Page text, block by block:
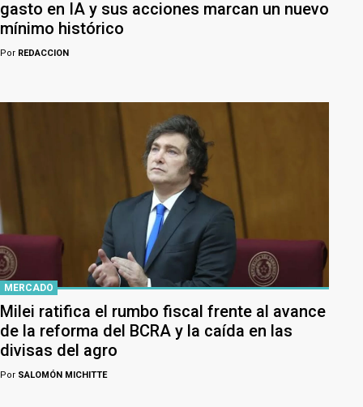
gasto en IA y sus acciones marcan un nuevo
mínimo histórico
Por REDACCION
MERCADO
Milei ratifica el rumbo fiscal frente al avance
de la reforma del BCRA y la caída en las
divisas del agro
Por SALOMÓN MICHITTE